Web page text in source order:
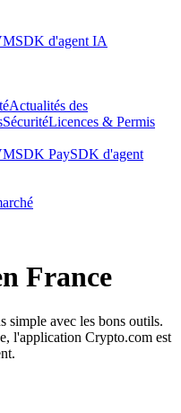
SDK d'agent IA
Actualités des
SécuritéLicences & Permis
SDK PaySDK d'agent
France
simple avec les bons outils.
l'application Crypto.com est